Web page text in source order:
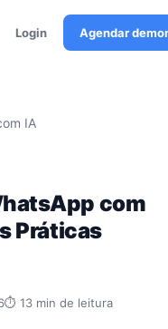
Login Agendar
IA
com
Práticas
⏱ 13 min de leitura